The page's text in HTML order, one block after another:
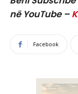
në YouTube –
Facebook